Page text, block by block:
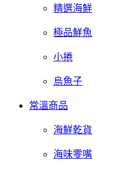
精選海鮮
極品鮮魚
小捲
烏魚子
常溫商品
海鮮乾貨
海味零嘴